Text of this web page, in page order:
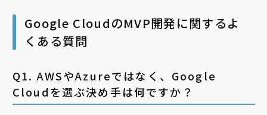
Google CloudのMVP開発に関するよ
くある質問
Q1. AWSやAzureではなく、Google
Cloudを選ぶ決め手は何ですか？